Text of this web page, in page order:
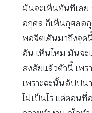
มันจะเห็นทันทีเลย
อกุศล ก็เห็นกุศลอกุ
พอจิตเดินมาถึงจุด
อัน เห็นไหม มันจะ
สงสัยแล้วตัวนี้ เพร
เพราะฉะนั้นอัปปน
ไม่เป็นไร แต่ตอน